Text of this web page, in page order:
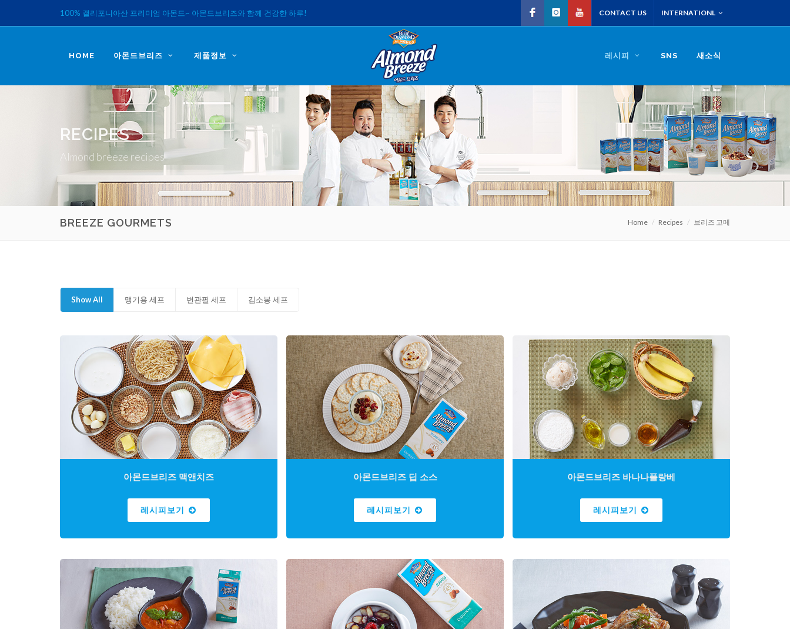
100% 캘리포니아산 프리미엄 아몬드~ 아몬드브리즈와 함께 건강한 하루! CONTACT US INTERNATIONL
HOME 아몬드브리즈 제품정보 레시피 SNS 새소식
RECIPES
Almond breeze recipes
BREEZE GOURMETS Home Recipes 브리즈 고메
Show All 맹기용 세프 변관필 세프 김소봉 세프
아몬드브리즈 맥앤치즈
레시피보기
아몬드브리즈 딥 소스
레시피보기
아몬드브리즈 바나나플랑베
레시피보기